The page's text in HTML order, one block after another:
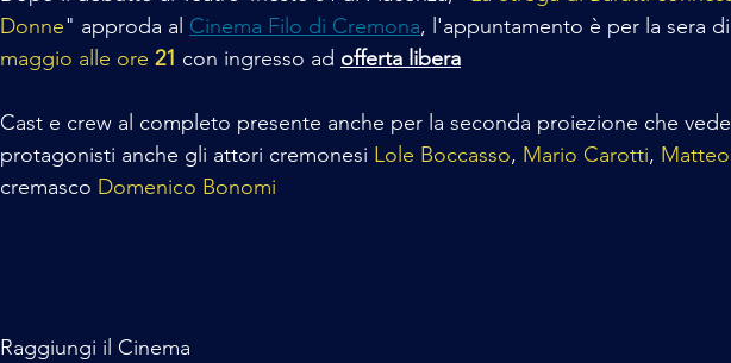
Donne" approda al Cinema Filo di Cremona, l'appuntamento è per la sera di
maggio alle ore 21 con ingresso ad offerta libera
Cast e crew al completo presente anche per la seconda proiezione che
protagonisti anche gli attori cremonesi Lole Boccasso, Mario Carotti,
cremasco Domenico Bonomi
Raggiungi il Cinema